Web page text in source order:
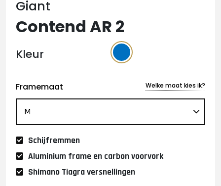
Giant
Contend AR 2
Kleur
Framemaat Welke maat kies ik?
Schijfremmen
Aluminium frame en carbon voorvork
Shimano Tiagra versnellingen